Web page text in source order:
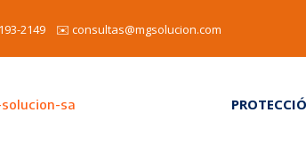
2149 ✉️ consultas@mgsolucion.com